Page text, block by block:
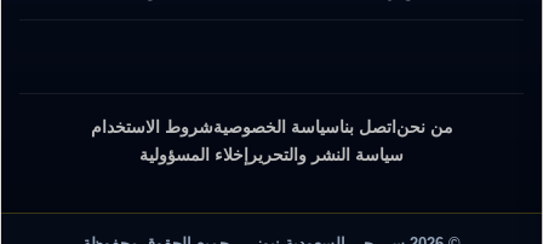
من نحن اتصل بناسياسة الخصوصيةشروط الاستخدام
سياسة النشر والتحرير إخلاء المسؤولية